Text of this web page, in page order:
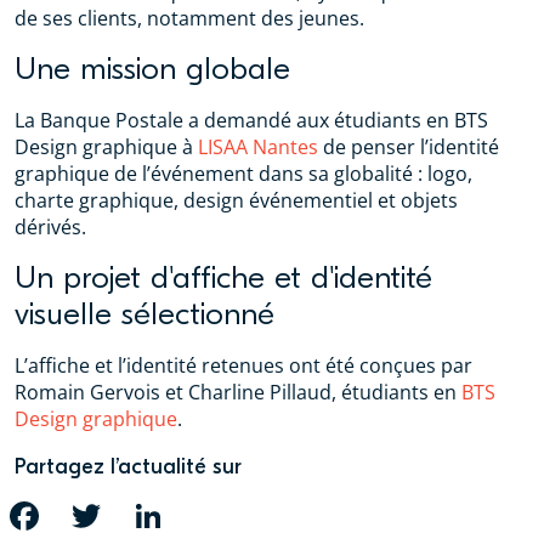
de ses clients, notamment des jeunes.
Une mission globale
La Banque Postale a demandé aux étudiants en BTS
Design graphique à LISAA Nantes de penser l’identité
graphique de l’événement dans sa globalité : logo,
charte graphique, design événementiel et objets
dérivés.
Un projet d'affiche et d'identité
visuelle sélectionné
L’affiche et l’identité retenues ont été conçues par
Romain Gervois et Charline Pillaud, étudiants en BTS
Design graphique.
Partagez l’actualité sur
FACEBOOK TWITTER